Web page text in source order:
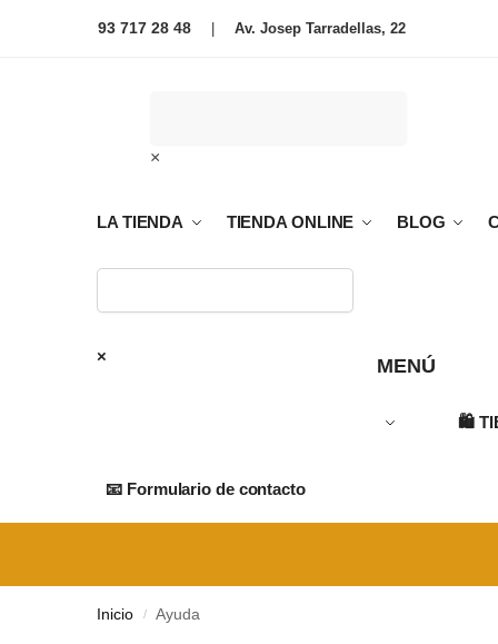
93 717 28 48 Av. Josep Tarradellas, 22
×
LA TIENDA TIENDA ONLINE BLOG
× MENÚ
🛍️
📧 Formulario de contacto
Inicio / Ayuda